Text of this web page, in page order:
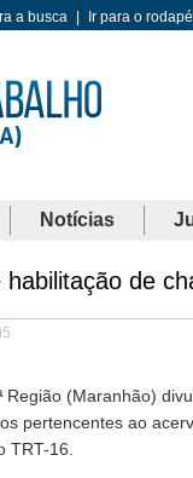
a busca Ir para o rodapé
Notícias
de
(Maranhão)
pertencentes ao
TRT-16.